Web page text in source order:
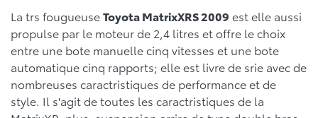
La trs fougueuseToyota MatrixXRS 2009 est elle aussi
propulse par le moteur de 2,4 litres et offre le choix
entre une bote manuelle cinq vitesses et une bote
automatique cinq rapports; elle est livre de srie avec de
nombreuses caractristiques de performance et de
style. Il s'agit de toutes les caractristiques de la